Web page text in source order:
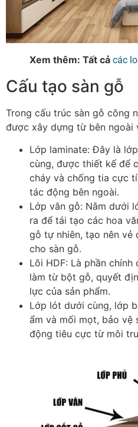
Xem thêm: Tất cả các
Cấu tạo sàn gỗ
Trong cấu trúc sàn gỗ công
được xây dựng từ bên ngoài
Lớp laminate: Đây là
cùng, được thiết kế để
cháy và chống tia cực
tác động bên ngoài.
Lớp vân gỗ: Nằm dưới
ra để tái tạo các hoa
gỗ tự nhiên, tạo nên vẻ
cho sàn gỗ.
Lõi HDF: Là phần chính
làm từ bột gỗ, quyết
lực của sản phẩm.
Lớp lót dưới cùng, lớp
ẩm và mối mọt, bảo vệ
động tiêu cực từ môi